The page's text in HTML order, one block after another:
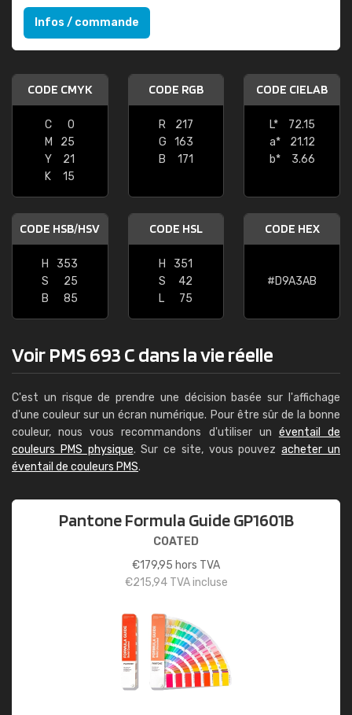
Infos / commande
CODE CMYK
C
0
M
25
Y
21
K
15
CODE RGB
R
217
G
163
B
171
CODE CIELAB
L*
72.15
a*
21.12
b*
3.66
CODE HSB/HSV
H
353
S
25
B
85
CODE HSL
H
351
S
42
L
75
CODE HEX
#D9A3AB
Voir PMS 693 C dans la vie réelle
C'est un risque de prendre une décision basée sur l'affichage
d'une couleur sur un écran numérique. Pour être sûr de la bonne
couleur, nous vous recommandons d'utiliser un éventail de
couleurs PMS physique. Sur ce site, vous pouvezacheter un
éventail de couleurs PMS.
Pantone Formula Guide GP1601B
COATED
€179,95 hors TVA
€215,94TVA incluse